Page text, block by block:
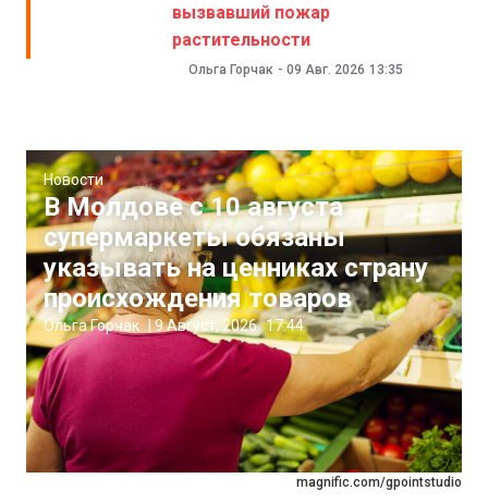
вызвавший пожар
растительности
Ольга Горчак - 09 Авг. 2026 13:35
magnific.com/gpointstudio
Новости
В Молдове с 10 августа
супермаркеты обязаны
указывать на ценниках страну
происхождения товаров
Ольга Горчак |9 Август, 2026 17:44